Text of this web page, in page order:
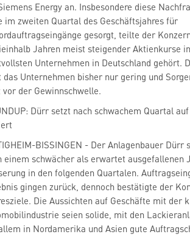
Energy an. Insbesondere diese
im zweiten Quartal des Geschäftsjahres für
gesorgt, teilte der
Jahren meist steigender Aktienkurse
Unternehmen in Deutschland gehört.
Unternehmen bisher nur gering und
vor der Gewinnschwelle.
Dürr setzt nach schwachem Quartal
BISSINGEN - Der Anlagenbauer Dürr
einem schwächer als erwartet ausgefallenen
in den folgenden Quartalen.
gingen zurück, dennoch bestätigte der
Die Aussichten auf Geschäfte mit der
seien solide, mit den
in Nordamerika und Asien gute